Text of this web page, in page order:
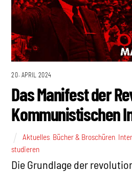
20. APRIL 2024
Das Manifest der
Kommunistischen
Aktuelles Bücher & Broschüren
studieren
Die Grundlage der